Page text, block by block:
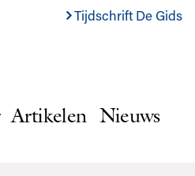
Tijdschrift De Gids
Artikelen Nieuws